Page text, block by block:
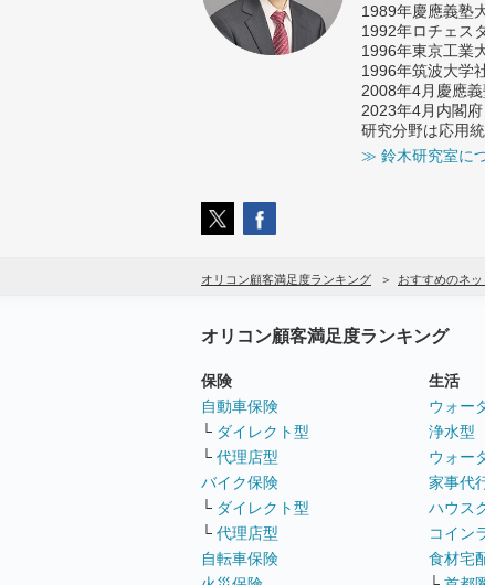
1989年慶應義塾
1992年ロチェス
1996年東京工業
1996年筑波大学
2008年4月慶應
2023年4月内閣
研究分野は応用
≫ 鈴木研究室に
オリコン顧客満足度ランキング おすすめのネ
オリコン顧客満足度ランキング
保険
自動車保険
└ ダイレクト型
└ 代理店型
バイク保険
└ ダイレクト型
└ 代理店型
自転車保険
生活
ウォー
浄水型
ウォー
家事代
ハウス
コイン
食材宅